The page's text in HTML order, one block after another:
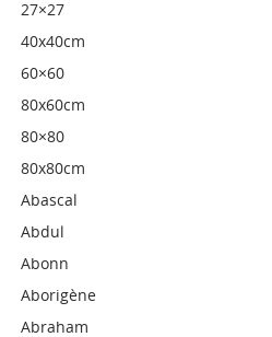
27×27
40x40cm
60×60
80x60cm
80×80
80x80cm
Abascal
Abdul
Abonn
Aborigène
Abraham